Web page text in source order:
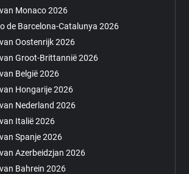
Monaco 2026
de Barcelona-Catalunya 2026
Oostenrijk 2026
Groot-Brittannië 2026
België 2026
Hongarije 2026
Nederland 2026
Italië 2026
Spanje 2026
Azerbeidzjan 2026
Bahrein 2026